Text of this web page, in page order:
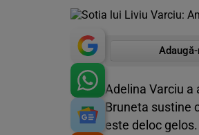
Adelina Varciu a
Bruneta sustine
este deloc